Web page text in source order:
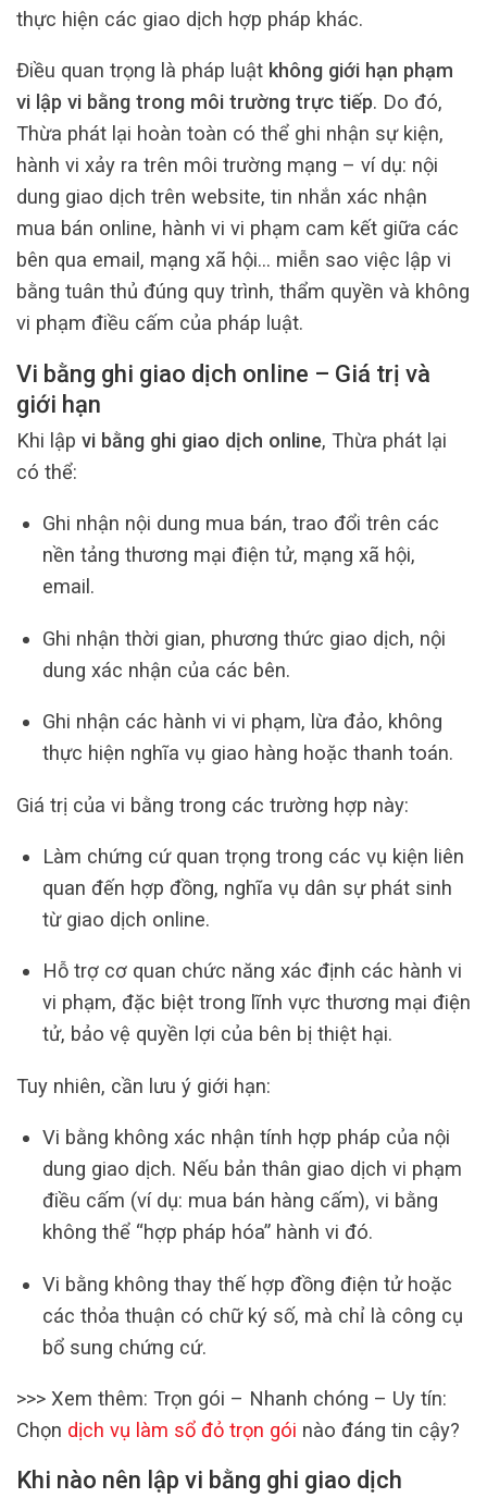
thực hiện các giao dịch hợp pháp khác.
Điều quan trọng là pháp luật không giới hạn phạm
vi lập vi bằng trong môi trường trực tiếp. Do đó,
Thừa phát lại hoàn toàn có thể ghi nhận sự kiện,
hành vi xảy ra trên môi trường mạng – ví dụ: nội
dung giao dịch trên website, tin nhắn xác nhận
mua bán online, hành vi vi phạm cam kết giữa các
bên qua email, mạng xã hội… miễn sao việc lập vi
bằng tuân thủ đúng quy trình, thẩm quyền và không
vi phạm điều cấm của pháp luật.
Vi bằng ghi giao dịch online – Giá trị và
giới hạn
Khi lập vi bằng ghi giao dịch online, Thừa phát lại
có thể:
Ghi nhận nội dung mua bán, trao đổi trên các
nền tảng thương mại điện tử, mạng xã hội,
email.
Ghi nhận thời gian, phương thức giao dịch, nội
dung xác nhận của các bên.
Ghi nhận các hành vi vi phạm, lừa đảo, không
thực hiện nghĩa vụ giao hàng hoặc thanh toán.
Giá trị của vi bằng trong các trường hợp này:
Làm chứng cứ quan trọng trong các vụ kiện liên
quan đến hợp đồng, nghĩa vụ dân sự phát sinh
từ giao dịch online.
Hỗ trợ cơ quan chức năng xác định các hành vi
vi phạm, đặc biệt trong lĩnh vực thương mại điện
tử, bảo vệ quyền lợi của bên bị thiệt hại.
Tuy nhiên, cần lưu ý giới hạn:
Vi bằng không xác nhận tính hợp pháp của nội
dung giao dịch. Nếu bản thân giao dịch vi phạm
điều cấm (ví dụ: mua bán hàng cấm), vi bằng
không thể “hợp pháp hóa” hành vi đó.
Vi bằng không thay thế hợp đồng điện tử hoặc
các thỏa thuận có chữ ký số, mà chỉ là công cụ
bổ sung chứng cứ.
>>> Xem thêm: Trọn gói – Nhanh chóng – Uy tín:
Chọn dịch vụ làm sổ đỏ trọn gói nào đáng tin cậy?
Khi nào nên lập vi bằng ghi giao dịch